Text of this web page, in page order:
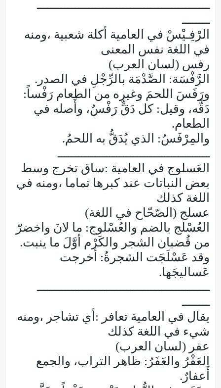
ــــــــــــــــــــــــــــــــــــــــــــــــــ
ــــــــ
الرْفِـيْسْ في العامية أكلة شعبية ،ومنه
في اللغة نفس المعنى
رفس (لسان العرب)
الرَّفْسَة: الصَّدْمَة بالرِّجْلِ في الصدر.
ورَفَسَ اللحمَ وغيره من الطعام رَفْساً:
دَقَّه، وقيل: كل دَقٍّ رَفْسٌ، وأَصله في
الطعام.
والمِرْفَسُ: الذي يُدَقُّ به اللحمُ.
ــــــــــــــــــــــــــــــــــــــــــــ
العَسلوج في العامية :ساق تخرج وسط
بعض النباتات عند كبرها تماما ،ومنه في
اللغة كذلك
عسلج (الصّحّاح في اللغة)
العُسْلج بالضم والعُسْلوج: ما لانَ واخضرّ
من قُضبان الشجر والكَرْم أوَّلَ ما ينبت.
وقد عَسْلَجَت الشجرةُ: أخرجت
عَساليجَها.
ــــــــــــــــــــــــــــــــــــــــــــــــــ
ــــــــ
يقال في العامية تعافر :أي تشاجر ،ومنه
شيء في اللغة كذلك
عفر (لسان العرب)
العَفْرُ والعَفَرُ: ظاهر التراب، والجمع
أَعفارٌ.